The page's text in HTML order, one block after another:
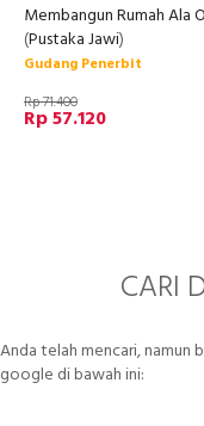
(Pustaka Jawi)
Gudang Penerbit
Rp 71.400
Rp 57.120
CARI
Anda telah mencari, namun
google di bawah ini: